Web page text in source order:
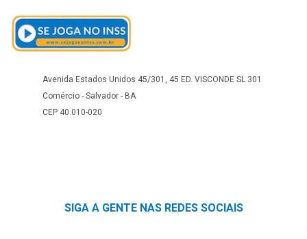
Avenida Estados Unidos 45/301, 45 ED. VISCONDE SL 301
Comércio - Salvador - BA
CEP 40.010-020
SIGA A GENTE NAS REDES SOCIAIS